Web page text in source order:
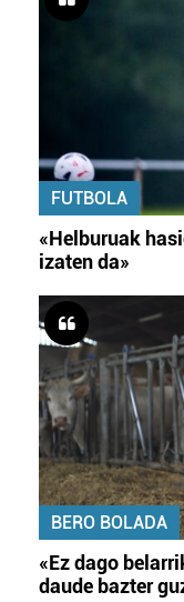
FUTBOLA
«Helburuak
izaten da»
BERO BOLADA
«Ez dago
daude bazter